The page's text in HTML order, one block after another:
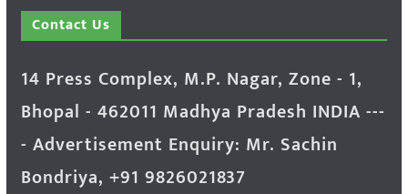
Contact Us
14 Press Complex, M.P. Nagar, Zone - 1,
Bhopal - 462011 Madhya Pradesh INDIA ---
- Advertisement Enquiry: Mr. Sachin
Bondriya, +91 9826021837